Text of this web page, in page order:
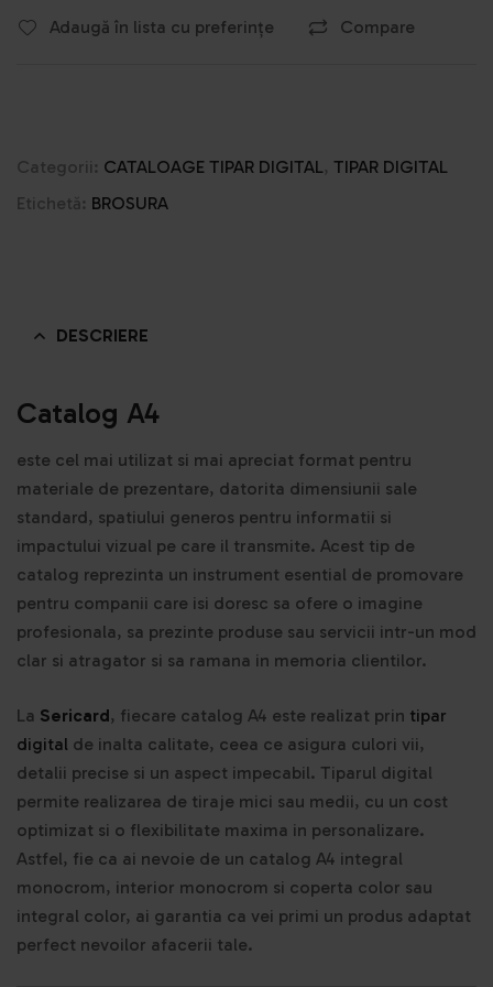
Adaugă în lista cu preferințe Compare
Categorii: CATALOAGE TIPAR DIGITAL, TIPAR DIGITAL
Etichetă: BROSURA
DESCRIERE
Catalog A4
este cel mai utilizat si mai apreciat format pentru
materiale de prezentare, datorita dimensiunii sale
standard, spatiului generos pentru informatii si
impactului vizual pe care il transmite. Acest tip de
catalog reprezinta un instrument esential de promovare
pentru companii care isi doresc sa ofere o imagine
profesionala, sa prezinte produse sau servicii intr-un mod
clar si atragator si sa ramana in memoria clientilor.
La Sericard, fiecare catalog A4 este realizat prin tipar
digital de inalta calitate, ceea ce asigura culori vii,
detalii precise si un aspect impecabil. Tiparul digital
permite realizarea de tiraje mici sau medii, cu un cost
optimizat si o flexibilitate maxima in personalizare.
Astfel, fie ca ai nevoie de un catalog A4 integral
monocrom, interior monocrom si coperta color sau
integral color, ai garantia ca vei primi un produs adaptat
perfect nevoilor afacerii tale.